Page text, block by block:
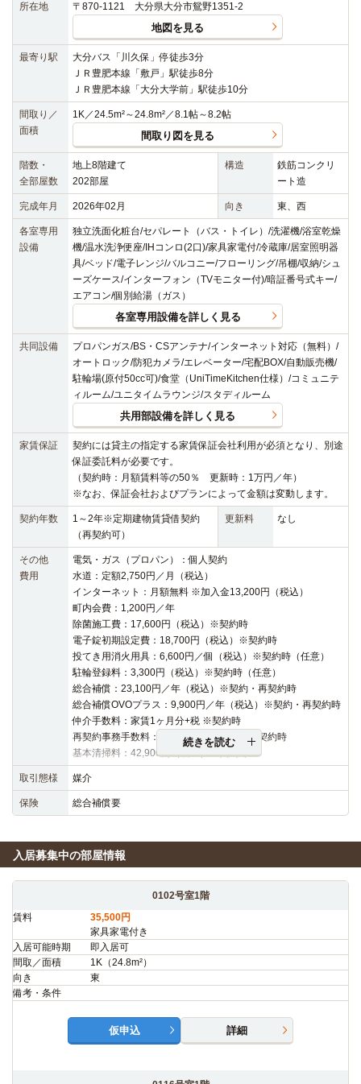
所在地 〒870-1121 大分県大分市鴛野1351-2
地図を見る
最寄り駅
大分バス「川久保」停徒歩3分
ＪＲ豊肥本線「敷戸」駅徒歩8分
ＪＲ豊肥本線「大分大学前」駅徒歩10分
間取り／
面積
1K／24.5m²～24.8m²／8.1帖～8.2帖
間取り図を見る
階数・
全部屋数
地上8階建て
202部屋
構造
鉄筋コンクリ
ート造
完成年月 2026年02月 向き 東、西
各室専用
設備
独立洗面化粧台/セパレート（バス・トイレ）/洗濯機/浴室乾燥
機/温水洗浄便座/IHコンロ(2口)/家具家電付/冷蔵庫/居室照明器
具/ベッド/電子レンジ/バルコニー/フローリング/吊棚/収納/シュ
ーズケース/インターフォン（TVモニター付)/暗証番号式キー/
エアコン/個別給湯（ガス）
各室専用設備を詳しく見る
共同設備
プロパンガス/BS・CSアンテナ/インターネット対応（無料）/
オートロック/防犯カメラ/エレベーター/宅配BOX/自動販売機/
駐輪場(原付50cc可)/食堂（UniTimeKitchen仕様）/コミュニテ
ィルーム/ユニタイムラウンジ/スタディルーム
共用部設備を詳しく見る
家賃保証
契約には貸主の指定する家賃保証会社利用が必須となり、別途
保証委託料が必要です。
（契約時：月額賃料等の50％ 更新時：1万円／年）
※なお、保証会社およびプランによって金額は変動します。
契約年数
1～2年※定期建物賃貸借契約
（再契約可）
更新料 なし
その他
費用
電気・ガス（プロパン）：個人契約
水道：定額2,750円／月（税込）
インターネット：月額無料 ※加入金13,200円（税込）
町内会費：1,200円／年
除菌施工費：17,600円（税込）※契約時
電子錠初期設定費：18,700円（税込）※契約時
投てき用消火用具：6,600円／個（税込）※契約時（任意）
駐輪登録料：3,300円（税込）※契約時（任意）
総合補償：23,100円／年（税込）※契約・再契約時
総合補償OVOプラス：9,900円／年（税込）※契約・再契約時
仲介手数料：家賃1ヶ月分+税 ※契約時
再契約事務手数料：16,500円（税込）※再契約時
基本清掃料：42,900円（税込）※契約時
続きを読む
取引態様 媒介
保険 総合補償要
入居募集中の部屋情報
0102号室1階
賃料
35,500円
家具家電付き
入居可能時期
即入居可
間取／面積
1K（24.8m²）
向き
東
備考・条件
仮申込 詳細